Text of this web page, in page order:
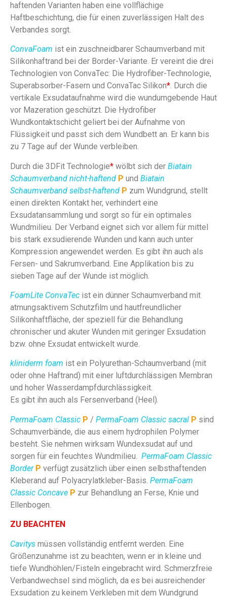
haftenden Varianten haben eine vollflächige
Haftbeschichtung, die für einen zuverlässigen Halt des
Verbandes sorgt.
ConvaFoam ist ein zuschneidbarer Schaumverband mit
Silikonhaftrand bei der Border-Variante. Er vereint die drei
Technologien von ConvaTec: Die Hydrofiber-Technologie,
Superabsorber-Fasern und ConvaTac Silikon*. Durch die
vertikale Exsudataufnahme wird die wundumgebende Haut
vor Mazeration geschützt. Die Hydrofiber
Wundkontaktschicht geliert bei der Aufnahme von
Flüssigkeit und passt sich dem Wundbett an. Er kann bis
zu 7 Tage auf der Wunde verbleiben.
Durch die 3DFit Technologie* wölbt sich der Biatain
Schaumverband nicht-haftend P und Biatain
Schaumverband selbst-haftend P zum Wundgrund, stellt
einen direkten Kontakt her, verhindert eine
Exsudatansammlung und sorgt so für ein optimales
Wundmilieu. Der Verband eignet sich vor allem für mittel
bis stark exsudierende Wunden und kann auch unter
Kompression angewendet werden. Es gibt ihn auch als
Fersen- und Sakrumverband. Eine Applikation bis zu
sieben Tage auf der Wunde ist möglich.
FoamLite ConvaTec ist ein dünner Schaumverband mit
atmungsaktivem Schutzfilm und hautfreundlicher
Silikonhaftfläche, der speziell für die Behandlung
chronischer und akuter Wunden mit geringer Exsudation
bzw. ohne Exsudat entwickelt wurde.
kliniderm foam ist ein Polyurethan-Schaumverband (mit
oder ohne Haftrand) mit einer luftdurchlässigen Membran
und hoher Wasserdampfdurchlässigkeit.
Es gibt ihn auch als Fersenverband (Heel).
PermaFoam Classic P / PermaFoam Classic sacral P sind
Schaumverbände, die aus einem hydrophilen Polymer
besteht. Sie nehmen wirksam Wundexsudat auf und
sorgen für ein feuchtes Wundmilieu. PermaFoam Classic
Border P verfügt zusätzlich über einen selbsthaftenden
Kleberand auf Polyacrylatkleber-Basis. PermaFoam
Classic Concave P zur Behandlung an Ferse, Knie und
Ellenbogen.
ZU BEACHTEN
Cavitys müssen vollständig entfernt werden. Eine
Größenzunahme ist zu beachten, wenn er in kleine und
tiefe Wundhöhlen/Fisteln eingebracht wird. Schmerzfreie
Verbandwechsel sind möglich, da es bei ausreichender
Exsudation zu keinem Verkleben mit dem Wundgrund